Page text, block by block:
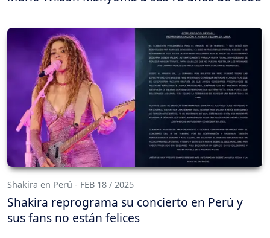
Shakira en Perú - FEB 18 / 2025
Shakira reprograma su concierto en Perú y
sus fans no están felices